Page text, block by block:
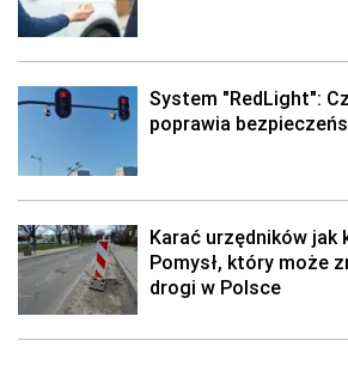
System "RedLight":
poprawia
Karać urzędników jak
Pomysł, który może
drogi w Polsce